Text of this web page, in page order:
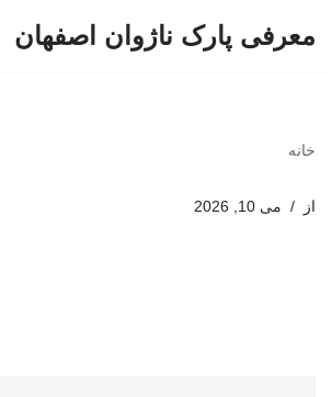
معرفی پارک ناژوان اصفهان
خانه
از می 10, 2026